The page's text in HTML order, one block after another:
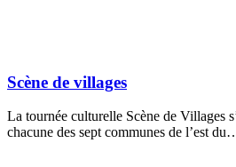
Scène de villages
La tournée culturelle Scène de Villages
chacune des sept communes de l’est